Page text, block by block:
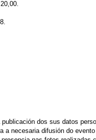
dos sus datos
a necesaria difusión do